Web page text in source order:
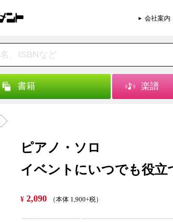
会社案内
書籍 楽譜
ピアノ・ソロ
イベントにいつでも役立
¥ 2,090 （本体 1,900+税）